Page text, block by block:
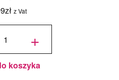
zł z Vat
+
koszyka